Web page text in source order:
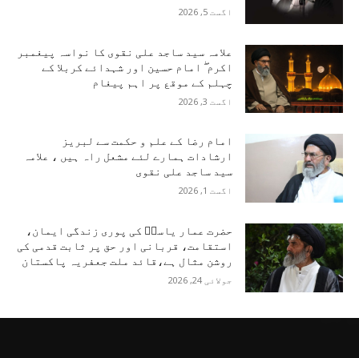
اگست 5, 2026
علامہ سید ساجد علی نقوی کا نواسہ پیغمبر
اکرم ۖ امام حسین اور شہدائے کربلا کے
چہلم کے موقع پر اہم پیغام
اگست 3, 2026
امام رضا کے علم و حکمت سے لبریز
ارشادات ہمارے لئے مشعل راہ ہیں ، علامہ
سید ساجد علی نقوی
اگست 1, 2026
حضرت عمار یاسرؑ کی پوری زندگی ایمان،
استقامت، قربانی اور حق پر ثابت قدمی کی
روشن مثال ہے،قائد ملت جعفریہ پاکستان
جولائی 24, 2026